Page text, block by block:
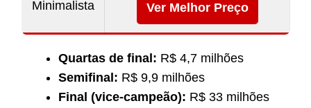
Ver Melhor Preço
Quartas de final: R$ 4,7 milhões
Semifinal: R$ 9,9 milhões
Final (vice-campeão): R$ 33 milhões